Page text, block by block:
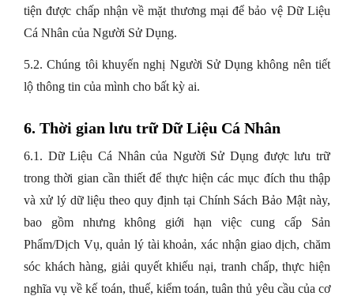
tiện được chấp nhận về mặt thương mại để bảo vệ Dữ Liệu
Cá Nhân của Người Sử Dụng.
5.2. Chúng tôi khuyến nghị Người Sử Dụng không nên tiết
lộ thông tin của mình cho bất kỳ ai.
6. Thời gian lưu trữ Dữ Liệu Cá Nhân
6.1. Dữ Liệu Cá Nhân của Người Sử Dụng được lưu trữ
trong thời gian cần thiết để thực hiện các mục đích thu thập
và xử lý dữ liệu theo quy định tại Chính Sách Bảo Mật này,
bao gồm nhưng không giới hạn việc cung cấp Sản
Phẩm/Dịch Vụ, quản lý tài khoản, xác nhận giao dịch, chăm
sóc khách hàng, giải quyết khiếu nại, tranh chấp, thực hiện
nghĩa vụ về kế toán, thuế, kiểm toán, tuân thủ yêu cầu của cơ